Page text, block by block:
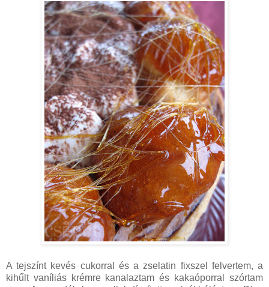
A tejszínt kevés cukorral és a zselatin fixszel felvertem, a
kihűlt vaníliás krémre kanalaztam és kakaóporral szórtam